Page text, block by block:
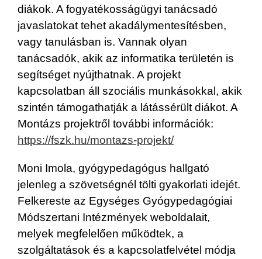
diákok. A fogyatékosságügyi tanácsadó
javaslatokat tehet akadálymentesítésben,
vagy tanulásban is. Vannak olyan
tanácsadók, akik az informatika területén is
segítséget nyújthatnak. A projekt
kapcsolatban áll szociális munkásokkal, akik
szintén támogathatják a látássérült diákot. A
Montázs projektről további információk:
https://fszk.hu/montazs-projekt/
Moni Imola, gyógypedagógus hallgató
jelenleg a szövetségnél tölti gyakorlati idejét.
Felkereste az Egységes Gyógypedagógiai
Módszertani Intézmények weboldalait,
melyek megfelelően működtek, a
szolgáltatások és a kapcsolatfelvétel módja